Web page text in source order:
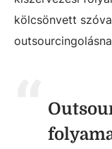
kölcsönvett